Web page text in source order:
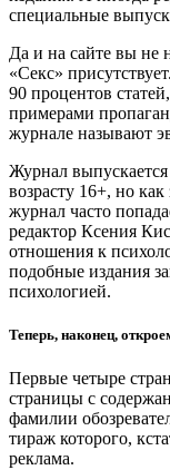
специальные
Да и на сайте вы не
«Секс»
90 процентов
примерами
журнале называют
Журнал
возрасту 16+, но
журнал часто
редактор Ксения
отношения к
подобные издания
психологией.
Теперь, наконец,
Первые четыре
страницы с
фамилии
тираж которого,
реклама.